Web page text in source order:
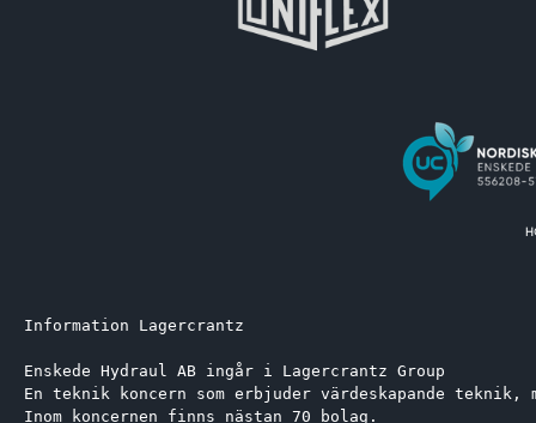
Information Lagercrantz
Enskede Hydraul AB ingår i Lagercrantz Group
En teknik koncern som erbjuder värdeskapande
Inom koncernen finns nästan 70 bolag.